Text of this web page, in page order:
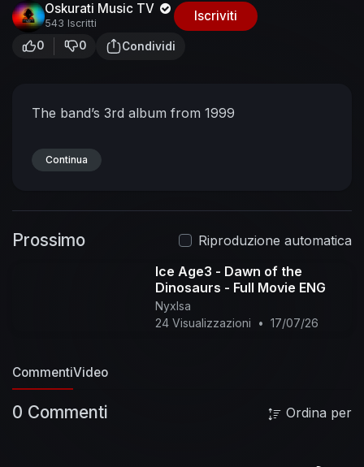
Oskurati Music TV
543 Iscritti Iscriviti
0 0 Condividi
The band’s 3rd album from 1999
Continua
Prossimo
Riproduzione automatica
Ice Age3 - Dawn of the
Dinosaurs - Full Movie ENG
NyxIsa
24 Visualizzazioni
• 17/07/26
CommentiVideo
0 Commenti Ordina per